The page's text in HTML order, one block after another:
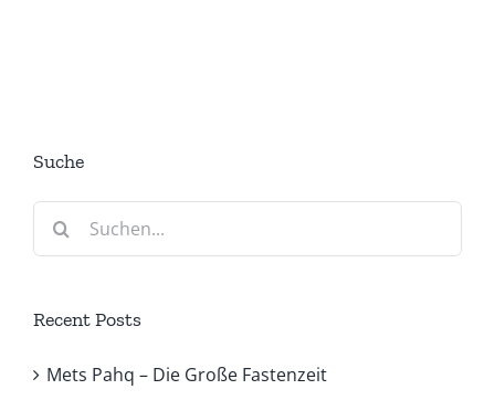
Suche
Suche
nach:
Recent Posts
Mets Pahq – Die Große Fastenzeit